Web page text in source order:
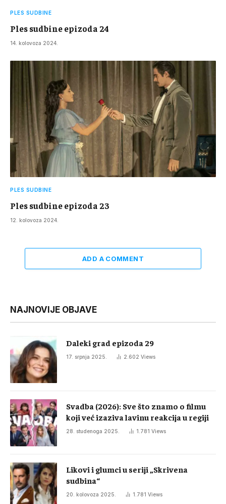
PLES SUDBINE
Ples sudbine epizoda 24
14. kolovoza 2024.
PLES SUDBINE
Ples sudbine epizoda 23
12. kolovoza 2024.
ADD A COMMENT
NAJNOVIJE OBJAVE
Daleki grad epizoda 29
17. srpnja 2025. 2.602 Views
Svadba (2026): Sve što znamo o filmu
koji već izaziva lavinu reakcija u regiji
28. studenoga 2025. 1.781 Views
Likovi i glumci u seriji „Skrivena
sudbina“
20. kolovoza 2025. 1.781 Views